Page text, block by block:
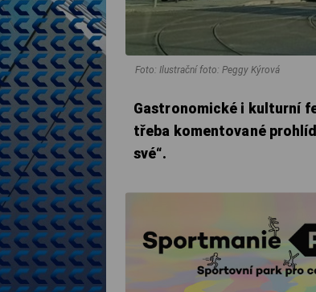
Foto: Ilustrační foto: Peggy Kýrová
Gastronomické i kulturní
třeba komentované
své“.